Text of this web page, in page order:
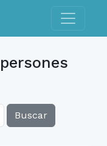
Toggle
Buscar